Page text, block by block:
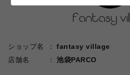
ショップ名
fantasy village
店舗名
池袋PARCO